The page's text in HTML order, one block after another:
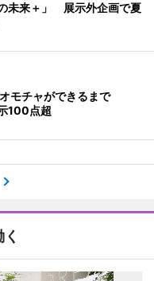
未来＋」 展示外企画で夏
モチャができるまで
100点超